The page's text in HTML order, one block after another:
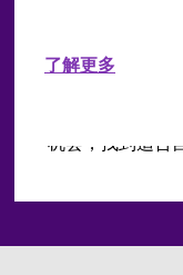
机会，找到适合
了解更多